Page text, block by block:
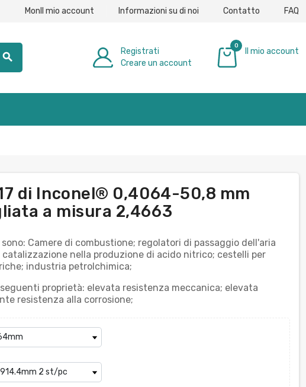
MonIl mio account Informazioni su di noi Contatto FAQ
search
Registrati
Creare un account
0
Il mio account
di Inconel® 0,4064-50,8 mm
a misura 2,4663
Camere di combustione; regolatori di passaggio dell'aria
nella produzione di acido nitrico; cestelli per
industria petrolchimica;
proprietà: elevata resistenza meccanica; elevata
resistenza alla corrosione;